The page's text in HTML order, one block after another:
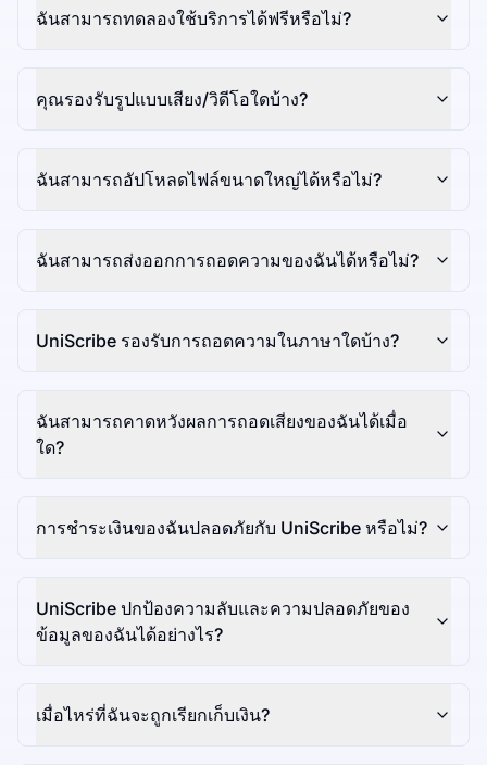
ฉันสามารถทดลองใช้บริการได้ฟรีหรือไม่?
คุณรองรับรูปแบบเสียง/วิดีโอใดบ้าง?
ฉันสามารถอัปโหลดไฟล์ขนาดใหญ่ได้หรือไม่?
ฉันสามารถส่งออกการถอดความของฉันได้หรือไม่?
UniScribe รองรับการถอดความในภาษาใดบ้าง?
ฉันสามารถคาดหวังผลการถอดเสียงของฉันได้เมื่อ
ใด?
การชำระเงินของฉันปลอดภัยกับ UniScribe หรือไม่?
UniScribe ปกป้องความลับและความปลอดภัยของ
ข้อมูลของฉันได้อย่างไร?
เมื่อไหร่ที่ฉันจะถูกเรียกเก็บเงิน?